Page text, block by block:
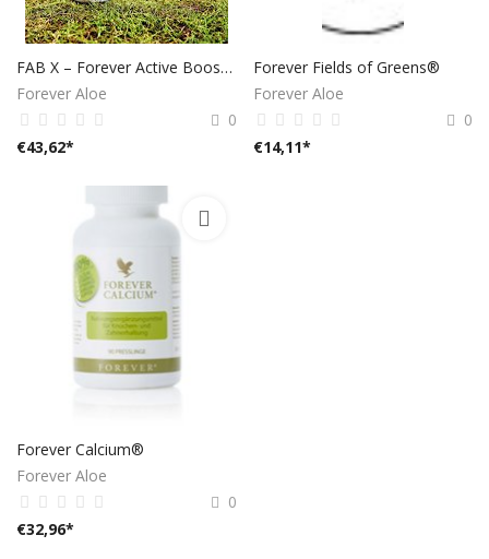
FAB X – Forever Active Boost™
Forever Aloe
0
€43,62*
Forever Fields of Greens®
Forever Aloe
0
€14,11*
Forever Calcium®
Forever Aloe
0
€32,96*